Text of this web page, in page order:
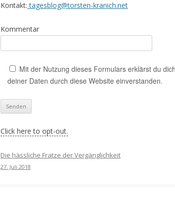
Kontakt: tagesblog@torsten-kranich.net
Kommentar
Mit der Nutzung dieses Formulars erklärst du
deiner Daten durch diese Website einverstanden.
Click here to opt-out.
Die hässliche Fratze der Vergänglichkeit
27. Juli 2018